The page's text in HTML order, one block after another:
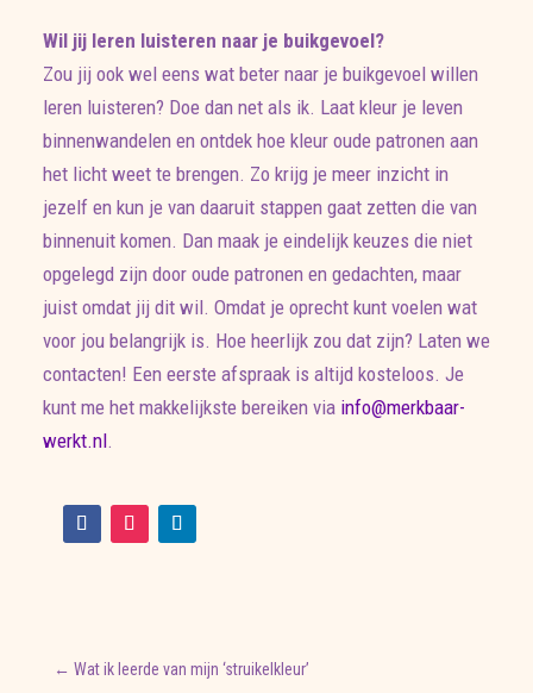
Wil jij leren luisteren naar je buikgevoel?
Zou jij ook wel eens wat beter naar je buikgevoel willen
leren luisteren? Doe dan net als ik. Laat kleur je leven
binnenwandelen en ontdek hoe kleur oude patronen aan
het licht weet te brengen. Zo krijg je meer inzicht in
jezelf en kun je van daaruit stappen gaat zetten die van
binnenuit komen. Dan maak je eindelijk keuzes die niet
opgelegd zijn door oude patronen en gedachten, maar
juist omdat jij dit wil. Omdat je oprecht kunt voelen wat
voor jou belangrijk is. Hoe heerlijk zou dat zijn? Laten we
contacten! Een eerste afspraak is altijd kosteloos. Je
kunt me het makkelijkste bereiken via info@merkbaar-
werkt.nl.
← Wat ik leerde van mijn ‘struikelkleur’